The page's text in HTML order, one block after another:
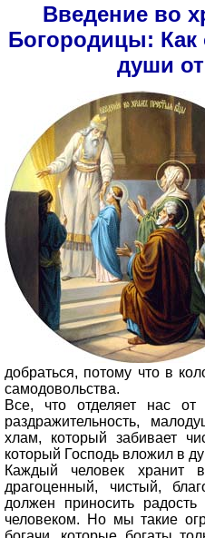
Введение во
Богородицы: Как
души
добраться, потому что в
самодовольства.
Все, что отделяет нас
раздражительность,
хлам, который забивает
который Господь вложил в
Каждый человек
драгоценный, чистый,
должен приносить
человеком. Но мы такие